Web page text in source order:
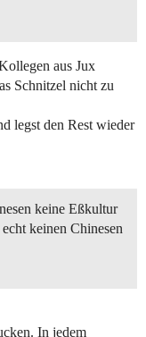
aus Jux
Schnitzel nicht zu
legst den Rest wieder
keine Eßkultur
keinen Chinesen
In jedem